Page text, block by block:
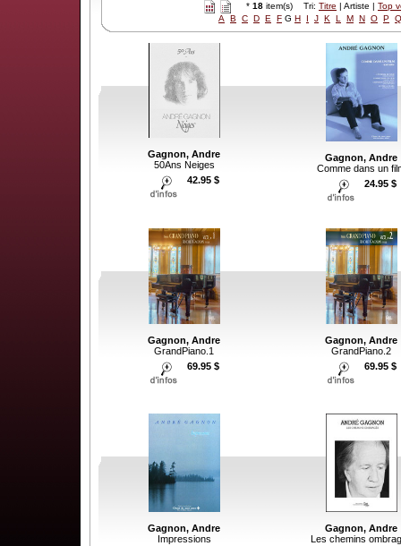
* 18 item(s) Tri: Titre | Artiste | Top
A
B C D E F G H I J K L M N O P Q
Gagnon, Andre
50Ans Neiges
42.95 $
Gagnon, Andre
Comme dans un
24.95 $
Gagnon, Andre
GrandPiano.1
69.95 $
Gagnon, Andre
GrandPiano.2
69.95 $
Gagnon, Andre
Impressions
Gagnon, Andre
Les chemins